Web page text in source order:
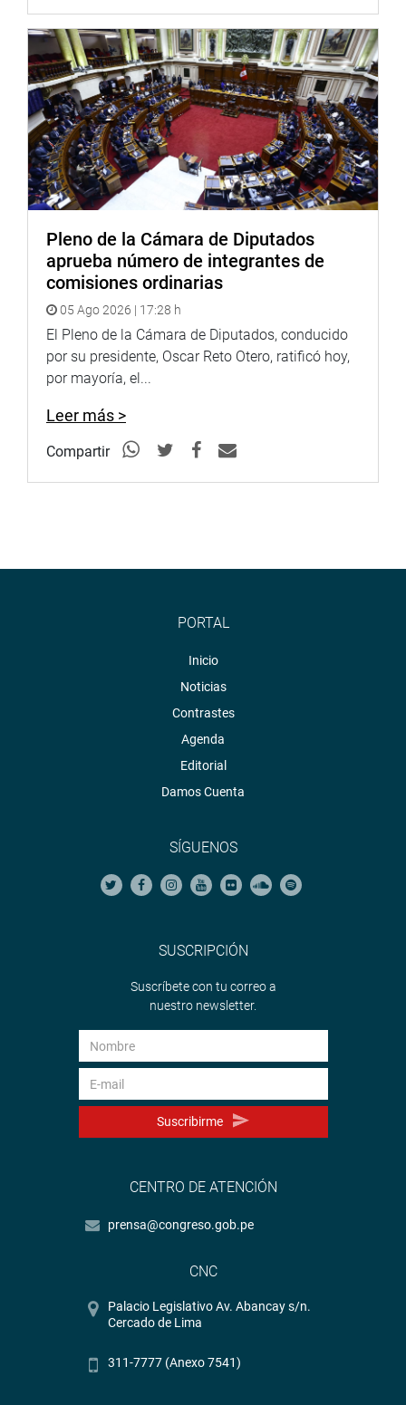
Pleno de la Cámara de Diputados
aprueba número de integrantes de
comisiones ordinarias
05 Ago 2026 | 17:28 h
El Pleno de la Cámara de Diputados, conducido
por su presidente, Oscar Reto Otero, ratificó hoy,
por mayoría, el...
Leer más >
Compartir
PORTAL
Inicio
Noticias
Contrastes
Agenda
Editorial
Damos Cuenta
SÍGUENOS
SUSCRIPCIÓN
Suscríbete con tu correo a
nuestro newsletter.
Suscribirme
CENTRO DE ATENCIÓN
prensa@congreso.gob.pe
CNC
Palacio Legislativo Av. Abancay s/n.
Cercado de Lima
311-7777 (Anexo 7541)